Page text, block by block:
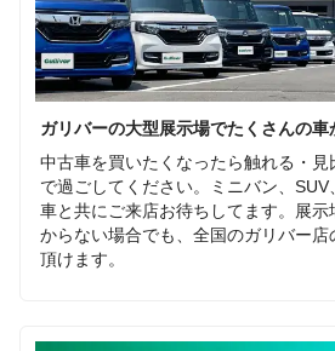
ガリバーの大型展示場でたくさんの車
中古車を買いたくなったら触れる・
で過ごしてください。ミニバン、
車と共にご来店お待ちしてます。展
からない場合でも、全国のガリバー店
頂けます。